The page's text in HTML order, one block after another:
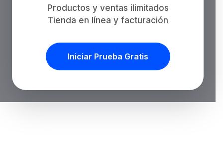
Productos y ventas ilimitados
Tienda en línea y facturación
Iniciar Prueba Gratis